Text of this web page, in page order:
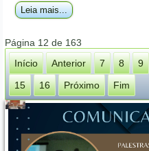
Leia mais...
Página 12 de 163
Início
Anterior 7 8 9
15
16 Próximo Fim